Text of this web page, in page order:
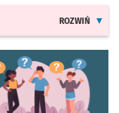
ROZWIŃ
karcie